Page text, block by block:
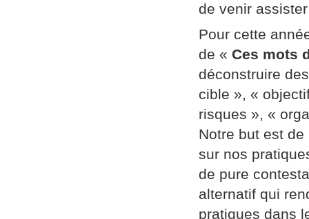
de venir
Pour cette
de « Ces mots
déconstruire
cible », «
risques », «
Notre but est de
sur nos
de pure
alternatif qui
pratiques dans